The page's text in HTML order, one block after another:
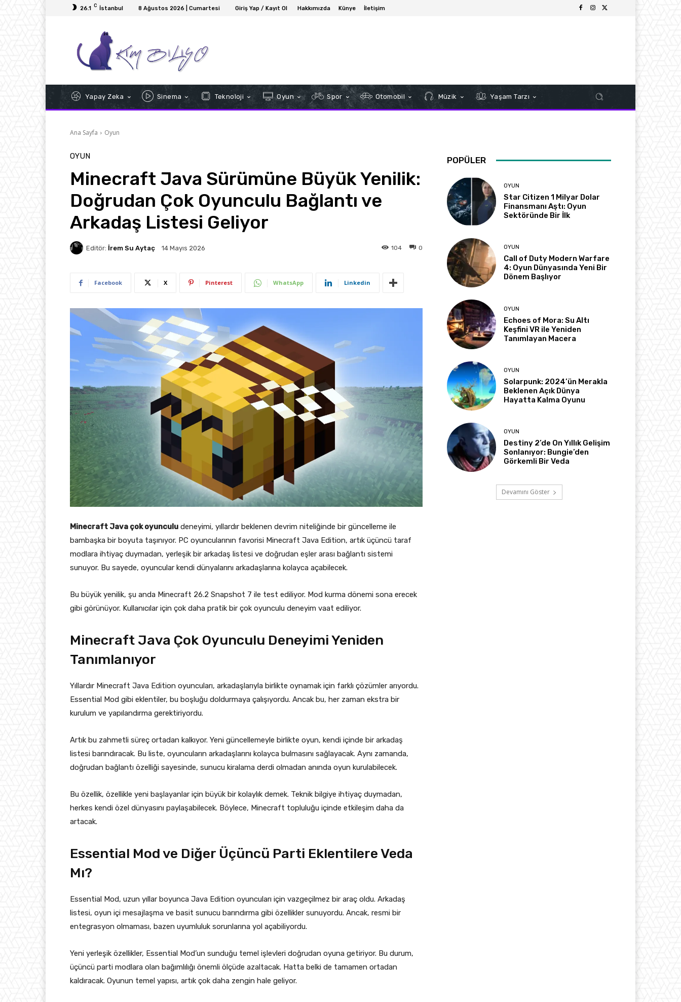
26.1 C İstanbul 8 Ağustos 2026 | Cumartesi Giriş Yap / Kayıt Ol Hakkımızda Künye İletişim
Yapay Zeka Sinema Teknoloji Oyun Spor Otomobil Müzik Yaşam Tarzı
Ana Sayfa Oyun
OYUN
Minecraft Java Sürümüne Büyük Yenilik:
Doğrudan Çok Oyunculu Bağlantı ve
Arkadaş Listesi Geliyor
Editör: İrem Su Aytaç 14 Mayıs 2026 0
104
Facebook X Pinterest WhatsApp Linkedin
Minecraft Java çok oyunculu deneyimi, yıllardır beklenen devrim niteliğinde bir güncelleme ile
bambaşka bir boyuta taşınıyor. PC oyuncularının favorisi Minecraft Java Edition, artık üçüncü taraf
modlara ihtiyaç duymadan, yerleşik bir arkadaş listesi ve doğrudan eşler arası bağlantı sistemi
sunuyor. Bu sayede, oyuncular kendi dünyalarını arkadaşlarına kolayca açabilecek.
Bu büyük yenilik, şu anda Minecraft 26.2 Snapshot 7 ile test ediliyor. Mod kurma dönemi sona erecek
gibi görünüyor. Kullanıcılar için çok daha pratik bir çok oyunculu deneyim vaat ediliyor.
Minecraft Java Çok Oyunculu Deneyimi Yeniden
Tanımlanıyor
Yıllardır Minecraft Java Edition oyuncuları, arkadaşlarıyla birlikte oynamak için farklı çözümler arıyordu.
Essential Mod gibi eklentiler, bu boşluğu doldurmaya çalışıyordu. Ancak bu, her zaman ekstra bir
kurulum ve yapılandırma gerektiriyordu.
Artık bu zahmetli süreç ortadan kalkıyor. Yeni güncellemeyle birlikte oyun, kendi içinde bir arkadaş
listesi barındıracak. Bu liste, oyuncuların arkadaşlarını kolayca bulmasını sağlayacak. Aynı zamanda,
doğrudan bağlantı özelliği sayesinde, sunucu kiralama derdi olmadan anında oyun kurulabilecek.
Bu özellik, özellikle yeni başlayanlar için büyük bir kolaylık demek. Teknik bilgiye ihtiyaç duymadan,
herkes kendi özel dünyasını paylaşabilecek. Böylece, Minecraft topluluğu içinde etkileşim daha da
artacak.
Essential Mod ve Diğer Üçüncü Parti Eklentilere Veda
Mı?
Essential Mod, uzun yıllar boyunca Java Edition oyuncuları için vazgeçilmez bir araç oldu. Arkadaş
listesi, oyun içi mesajlaşma ve basit sunucu barındırma gibi özellikler sunuyordu. Ancak, resmi bir
entegrasyon olmaması, bazen uyumluluk sorunlarına yol açabiliyordu.
Yeni yerleşik özellikler, Essential Mod’un sunduğu temel işlevleri doğrudan oyuna getiriyor. Bu durum,
üçüncü parti modlara olan bağımlılığı önemli ölçüde azaltacak. Hatta belki de tamamen ortadan
kaldıracak. Oyunun temel yapısı, artık çok daha zengin hale geliyor.
POPÜLER
OYUN
Star Citizen 1 Milyar Dolar
Finansmanı Aştı: Oyun
Sektöründe Bir İlk
OYUN
Call of Duty Modern Warfare
4: Oyun Dünyasında Yeni Bir
Dönem Başlıyor
OYUN
Echoes of Mora: Su Altı
Keşfini VR ile Yeniden
Tanımlayan Macera
OYUN
Solarpunk: 2024’ün Merakla
Beklenen Açık Dünya
Hayatta Kalma Oyunu
OYUN
Destiny 2’de On Yıllık Gelişim
Sonlanıyor: Bungie’den
Görkemli Bir Veda
Devamını Göster